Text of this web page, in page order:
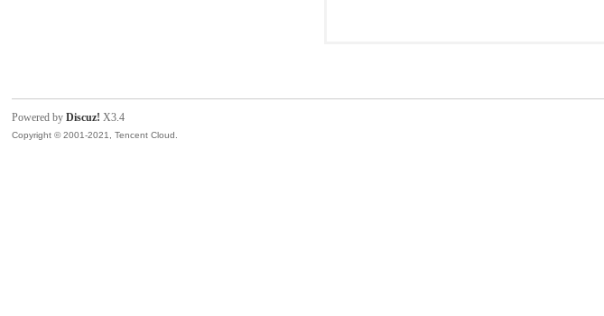
Powered byDiscuz! X3.4
Copyright © 2001-2021, Tencent Cloud.